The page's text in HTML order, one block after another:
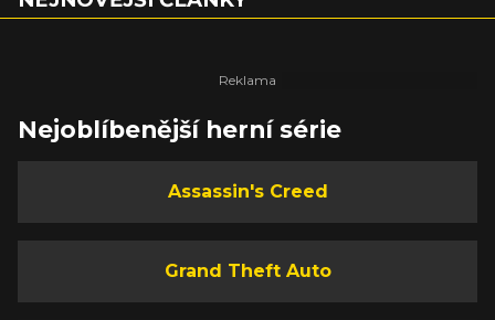
Nejoblíbenější herní série
Assassin's Creed
Grand Theft Auto